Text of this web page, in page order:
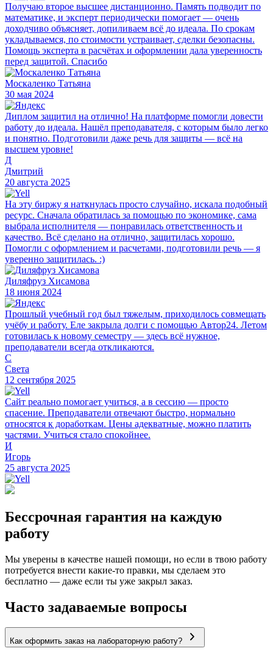
Получаю второе высшее дистанционно. Память подводит по
математике, и эксперт периодически помогает — очень
доходчиво объясняет, допиливаем всё до идеала. По срокам
укладываемся, по стоимости устраивает, сделки безопасны.
Помощь эксперта в расчётах и оформлении дала уверенность
перед защитой. Спасибо
Москаленко Татьяна
30 мая 2024
Диплом защитил на отлично! На платформе помогли довести
работу до идеала. Нашёл преподавателя, с которым было легко
и понятно. Подготовили даже речь для защиты — всё на
высшем уровне!
Д
Дмитрий
20 августа 2025
На эту биржу я наткнулась просто случайно, искала подобный
ресурс. Сначала обратилась за помощью по экономике, сама
выбрала исполнителя — понравилась ответственность и
качество. Всё сделано на отлично, защитилась хорошо.
Помогли с оформлением и расчетами, подготовили речь — я
уверенно защитилась. :)
Диляфруз Хисамова
18 июня 2024
Прошлый учебный год был тяжелым, приходилось совмещать
учёбу и работу. Еле закрыла долги с помощью Автор24. Летом
готовилась к новому семестру — здесь всё нужное,
преподаватели всегда откликаются.
С
Света
12 сентября 2025
Сайт реально помогает учиться, а в сессию — просто
спасение. Преподаватели отвечают быстро, нормально
относятся к доработкам. Цены адекватные, можно платить
частями. Учиться стало спокойнее.
И
Игорь
25 августа 2025
Бессрочная гарантия на каждую
работу
Мы уверены в качестве нашей помощи, но если в твою работу
потребуется внести какие-то правки, мы сделаем это
бесплатно — даже если ты уже закрыл заказ.
Часто задаваемые вопросы
Как оформить заказ на лабораторную работу?